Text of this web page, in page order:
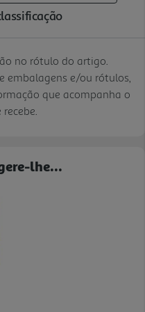
no rótulo do artigo.
embalagens e/ou rótulos,
que acompanha o
lhe...